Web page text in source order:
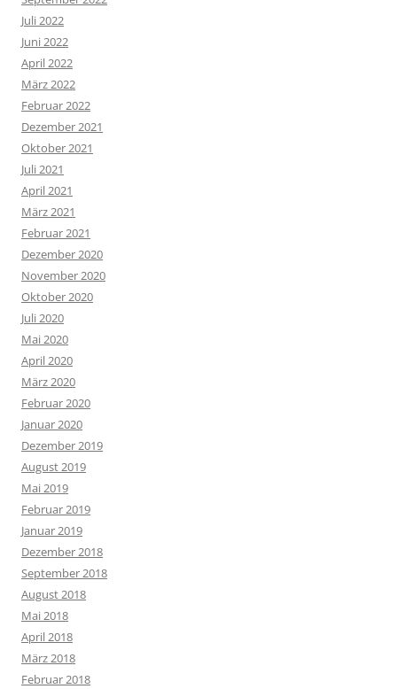
Juli 2022
Juni 2022
April 2022
März 2022
Februar 2022
Dezember 2021
Oktober 2021
Juli 2021
April 2021
März 2021
Februar 2021
Dezember 2020
November 2020
Oktober 2020
Juli 2020
Mai 2020
April 2020
März 2020
Februar 2020
Januar 2020
Dezember 2019
August 2019
Mai 2019
Februar 2019
Januar 2019
Dezember 2018
September 2018
August 2018
Mai 2018
April 2018
März 2018
Februar 2018